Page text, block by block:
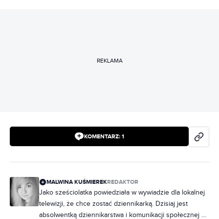
REKLAMA
KOMENTARZ: 1
MALWINA KUŚMIEREKREDAKTOR
Jako sześciolatka powiedziała w wywiadzie dla lokalnej
telewizji, że chce zostać dziennikarką. Dzisiaj jest
absolwentką dziennikarstwa i komunikacji społecznej na